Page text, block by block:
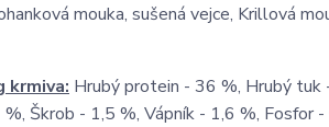
mouka, sušená vejce, Krillová
krmiva: Hrubý protein - 36 %, Hrubý tuk
Škrob - 1,5 %, Vápník - 1,6 %, Fosfor